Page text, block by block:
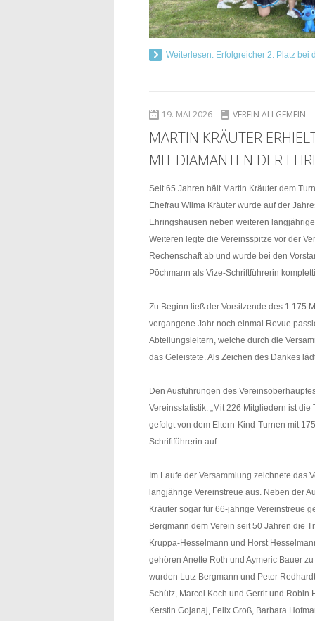
Weiterlesen: Erfolgreicher 2. Platz bei
19. MAI 2026 VEREIN ALLGEMEIN
MARTIN KRÄUTER
MIT DIAMANTEN DER
Seit 65 Jahren hält Martin Kräuter dem
Ehefrau Wilma Kräuter wurde auf der
Ehringshausen neben weiteren
Weiteren legte die Vereinsspitze vor der
Rechenschaft ab und wurde bei den
Pöchmann als Vize-Schriftführerin
Zu Beginn ließ der Vorsitzende des 1.175
vergangene Jahr noch einmal Revue
Abteilungsleitern, welche durch die
das Geleistete. Als Zeichen des Dankes
Den Ausführungen des
Vereinsstatistik. „Mit 226 Mitgliedern ist
gefolgt von dem Eltern-Kind-Turnen mit
Schriftführerin auf.
Im Laufe der Versammlung zeichnete das
langjährige Vereinstreue aus. Neben der
Kräuter sogar für 66-jährige Vereinstreue
Bergmann dem Verein seit 50 Jahren die
Kruppa-Hesselmann und Horst
gehören Anette Roth und Aymeric Bauer
wurden Lutz Bergmann und Peter
Schütz, Marcel Koch und Gerrit und
Kerstin Gojanaj, Felix Groß, Barbara